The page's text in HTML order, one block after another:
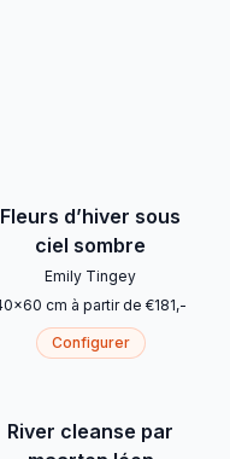
Fleurs d’hiver sous
ciel sombre
Emily Tingey
x60 cm à partir de €181,-
Configurer
River cleanse par